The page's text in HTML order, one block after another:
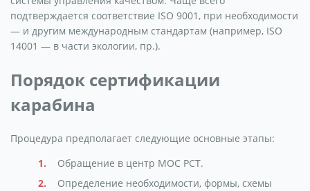
подтверждается соответствие ISO 9001, при необходимости
— и другим международным стандартам (например, ISO
14001 — в части экологии, пр.).
Порядок сертификации
карабина
Процедура предполагает следующие основные этапы:
Обращение в центр МОС РСТ.
Определение необходимости, формы, схемы